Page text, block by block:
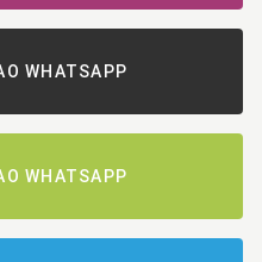
WHATSAPP
WHATSAPP